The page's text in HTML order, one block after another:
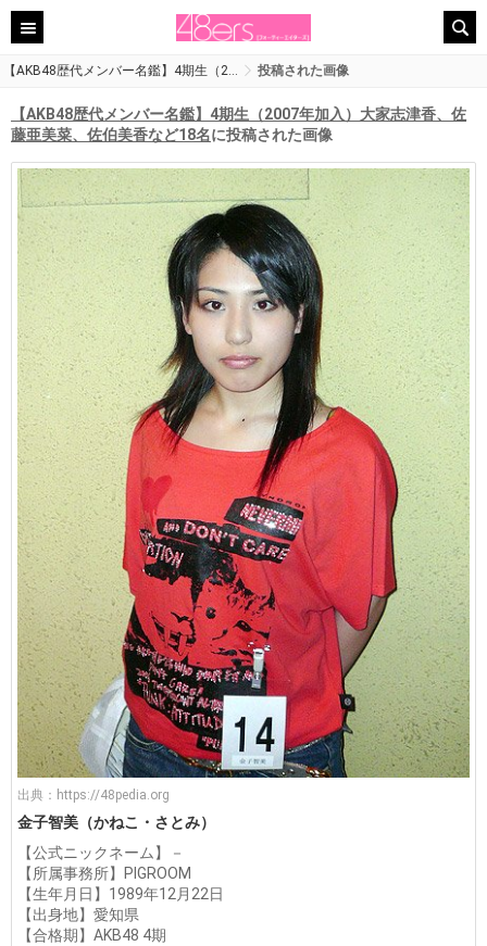
【AKB48歴代メンバー名鑑】4期生（2… 投稿された画像
【AKB48歴代メンバー名鑑】4期生（2007年加入）大家志津香、佐
藤亜美菜、佐伯美香など18名に投稿された画像
出典： https://48pedia.org
金子智美（かねこ・さとみ）
【公式ニックネーム】－
【所属事務所】PIGROOM
【生年月日】1989年12月22日
【出身地】愛知県
【合格期】AKB48 4期